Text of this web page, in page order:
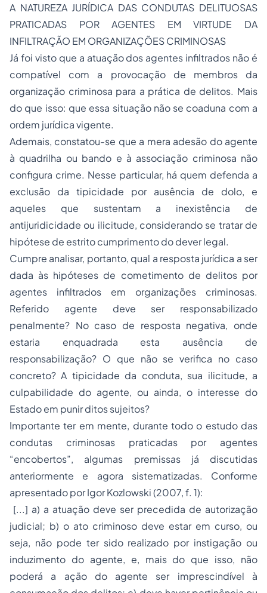
A NATUREZA JURÍDICA DAS CONDUTAS DELITUOSAS
PRATICADAS POR AGENTES EM VIRTUDE DA
INFILTRAÇÃO EM ORGANIZAÇÕES CRIMINOSAS
Já foi visto que a atuação dos agentes infiltrados não é
compatível com a provocação de membros da
organização criminosa para a prática de delitos. Mais
do que isso: que essa situação não se coaduna com a
ordem jurídica vigente.
Ademais, constatou-se que a mera adesão do agente
à quadrilha ou bando e à associação criminosa não
configura crime. Nesse particular, há quem defenda a
exclusão da tipicidade por ausência de dolo, e
aqueles que sustentam a inexistência de
antijuridicidade ou ilicitude, considerando se tratar de
hipótese de estrito cumprimento do dever legal.
Cumpre analisar, portanto, qual a resposta jurídica a ser
dada às hipóteses de cometimento de delitos por
agentes infiltrados em organizações criminosas.
Referido agente deve ser responsabilizado
penalmente? No caso de resposta negativa, onde
estaria enquadrada esta ausência de
responsabilização? O que não se verifica no caso
concreto? A tipicidade da conduta, sua ilicitude, a
culpabilidade do agente, ou ainda, o interesse do
Estado em punir ditos sujeitos?
Importante ter em mente, durante todo o estudo das
condutas criminosas praticadas por agentes
“encobertos”, algumas premissas já discutidas
anteriormente e agora sistematizadas. Conforme
apresentado por Igor Kozlowski (2007, f. 1):
[...] a) a atuação deve ser precedida de autorização
judicial; b) o ato criminoso deve estar em curso, ou
seja, não pode ter sido realizado por instigação ou
induzimento do agente, e, mais do que isso, não
poderá a ação do agente ser imprescindível à